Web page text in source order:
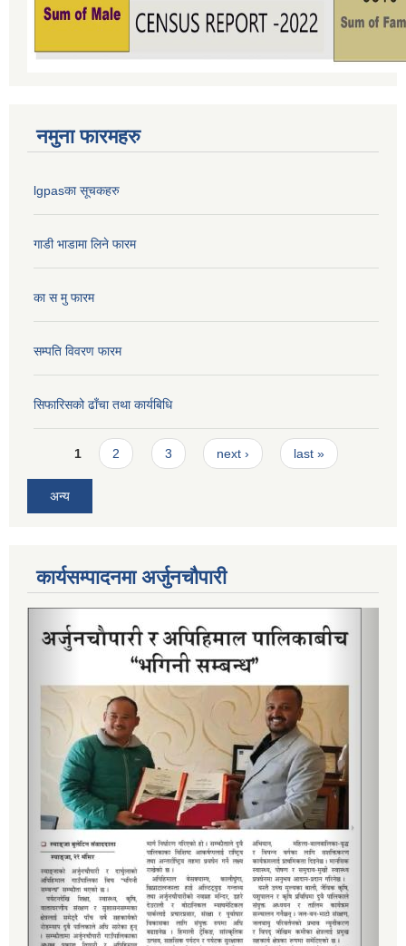
नमुना फारमहरु
lgpasका सूचकहरु
गाडी भाडामा लिने फारम
का स मु फारम
सम्पति विवरण फारम
सिफारिसको ढाँचा तथा कार्यबिधि
Pages
1 2 3 next › last »
अन्य
कार्यसम्पादनमा अर्जुनचौपारी